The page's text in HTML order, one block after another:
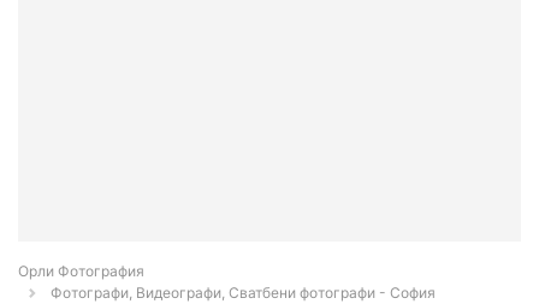
Орли Фотография
Фотографи, Видеографи, Сватбени фотографи - София